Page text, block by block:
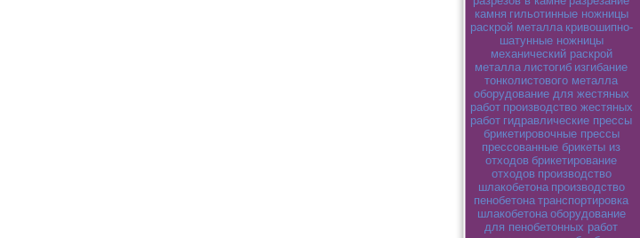
камня гильотинные ножницы
раскрой металла кривошипно-
шатунные ножницы
механический раскрой
металла листогиб изгибание
тонколистового металла
оборудование для жестяных
работ производство жестяных
работ гидравлические прессы
брикетировочные прессы
прессованные брикеты из
отходов брикетирование
отходов производство
шлакобетона производство
пенобетона транспортировка
шлакобетона оборудование
для пенобетонных работ